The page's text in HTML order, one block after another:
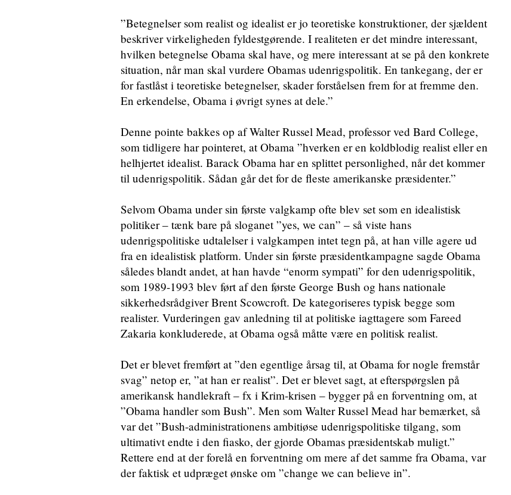
”Betegnelser som realist og idealist er jo teoretiske konstruktioner, der sjældent
beskriver virkeligheden fyldestgørende. I realiteten er det mindre interessant,
hvilken betegnelse Obama skal have, og mere interessant at se på den konkrete
situation, når man skal vurdere Obamas udenrigspolitik. En tankegang, der er
for fastlåst i teoretiske betegnelser, skader forståelsen frem for at fremme den.
En erkendelse, Obama i øvrigt synes at dele.”
Denne pointe bakkes op af Walter Russel Mead, professor ved Bard College,
som tidligere har pointeret, at Obama ”hverken er en koldblodig realist eller en
helhjertet idealist. Barack Obama har en splittet personlighed, når det kommer
til udenrigspolitik. Sådan går det for de fleste amerikanske præsidenter.”
Selvom Obama under sin første valgkamp ofte blev set som en idealistisk
politiker – tænk bare på sloganet ”yes, we can” – så viste hans
udenrigspolitiske udtalelser i valgkampen intet tegn på, at han ville agere ud
fra en idealistisk platform. Under sin første præsidentkampagne sagde Obama
således blandt andet, at han havde “enorm sympati” for den udenrigspolitik,
som 1989-1993 blev ført af den første George Bush og hans nationale
sikkerhedsrådgiver Brent Scowcroft. De kategoriseres typisk begge som
realister. Vurderingen gav anledning til at politiske iagttagere som Fareed
Zakaria konkluderede, at Obama også måtte være en politisk realist.
Det er blevet fremført at ”den egentlige årsag til, at Obama for nogle fremstår
svag” netop er, ”at han er realist”. Det er blevet sagt, at efterspørgslen på
amerikansk handlekraft – fx i Krim-krisen – bygger på en forventning om, at
”Obama handler som Bush”. Men som Walter Russel Mead har bemærket, så
var det ”Bush-administrationens ambitiøse udenrigspolitiske tilgang, som
ultimativt endte i den fiasko, der gjorde Obamas præsidentskab muligt.”
Rettere end at der forelå en forventning om mere af det samme fra Obama, var
der faktisk et udpræget ønske om ”change we can believe in”.